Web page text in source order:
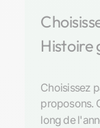
Histoire
Choisissez
proposons.
long de